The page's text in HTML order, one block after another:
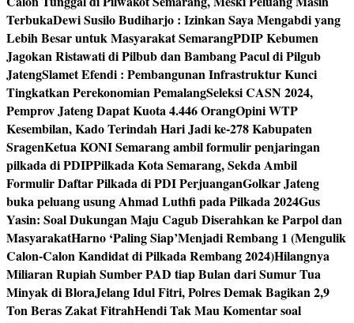
TerbukaDewi Susilo Budiharjo : Izinkan Saya Mengabdi yang
Lebih Besar untuk Masyarakat SemarangPDIP Kebumen
Jagokan Ristawati di Pilbub dan Bambang Pacul di Pilgub
JatengSlamet Efendi : Pembangunan Infrastruktur Kunci
Tingkatkan Perekonomian PemalangSeleksi CASN 2024,
Pemprov Jateng Dapat Kuota 4.446 OrangOpini WTP
Kesembilan, Kado Terindah Hari Jadi ke-278 Kabupaten
SragenKetua KONI Semarang ambil formulir penjaringan
pilkada di PDIPPilkada Kota Semarang, Sekda Ambil
Formulir Daftar Pilkada di PDI PerjuanganGolkar Jateng
buka peluang usung Ahmad Luthfi pada Pilkada 2024Gus
Yasin: Soal Dukungan Maju Cagub Diserahkan ke Parpol dan
MasyarakatHarno ‘Paling Siap’Menjadi Rembang 1 (Mengulik
Calon-Calon Kandidat di Pilkada Rembang 2024)Hilangnya
Miliaran Rupiah Sumber PAD tiap Bulan dari Sumur Tua
Minyak di BloraJelang Idul Fitri, Polres Demak Bagikan 2,9
Ton Beras Zakat FitrahHendi Tak Mau Komentar soal